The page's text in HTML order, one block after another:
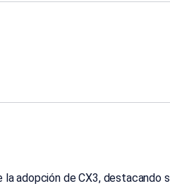
adopción de CX3, destacando